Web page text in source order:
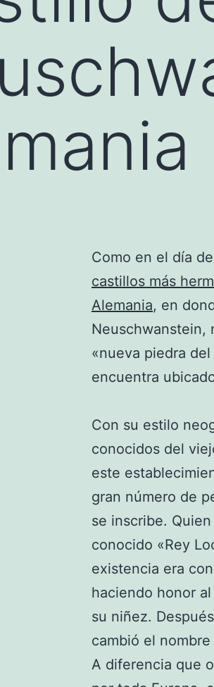
Como en el día
castillos más
Alemania, en
Neuschwanstein,
«nueva piedra
encuentra
Con su estilo
conocidos del
este
gran número de
se inscribe.
conocido «Rey
existencia era
haciendo honor
su niñez.
cambió el
A diferencia que